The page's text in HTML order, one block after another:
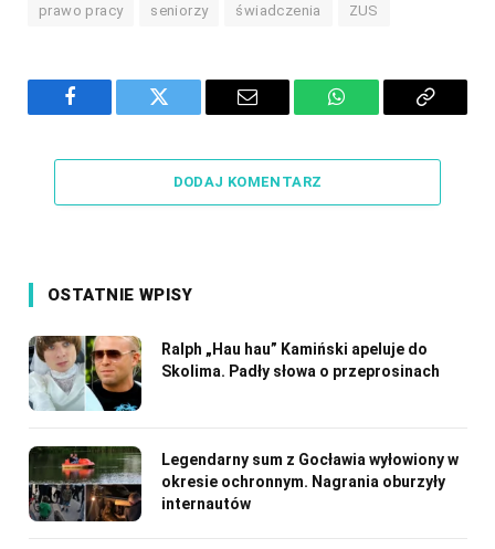
prawo pracy seniorzy świadczenia ZUS
Facebook Twitter Email WhatsAppCopy
DODAJ KOMENTARZ
OSTATNIE WPISY
Ralph „Hau hau” Kamiński apeluje do
Skolima. Padły słowa o przeprosinach
Legendarny sum z Gocławia wyłowiony w
okresie ochronnym. Nagrania oburzyły
internautów